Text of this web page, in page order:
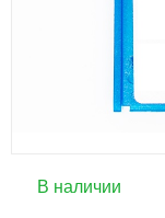
В наличии